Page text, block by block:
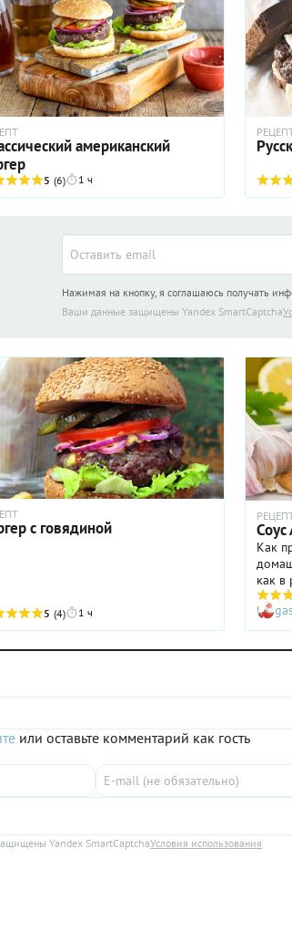
американский
5 (6) 1 ч
Нажимая на кнопку, я соглашаюсь получать
Ваши данные защищены Yandex SmartCaptcha
с говядиной
5 (4) 1 ч
Как
как в
не
Итак,
или оставьте комментарий как гость
Yandex SmartCaptchaУсловия использования